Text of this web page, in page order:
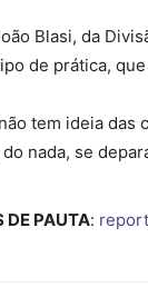
Blasi, da
de prática,
tem ideia das
nada, se
DE PAUTA: